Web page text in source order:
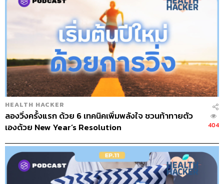
The Hostแพทย์หญิงศุภรัศมิ์ ทวนนวรัตน์
Show CreatorCare Label
Project Manager
Show Producerอธิษฐาน กาญจนะพงศ์
Creativeนัทธมน หัวใจ
Sound Editorเดชาณัฏฐ์ ธีรดุริยสฤษฏ์
Videographerเสาวภา โตสวาท
Sound Designer & Engineerกฤตพล จียะเกียรติ
Recording Engineerขจีพรรณ วิจิตรรัตน์
HEALTH HACKER
ลองวิ่งครั้งแรก ด้วย 6 เทคนิคเพิ่มพลังใจ ชวนท้าทายตัว
เองด้วย New Year’s Resolution
404